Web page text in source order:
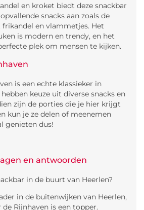
en kroket biedt deze snackbar
snacks aan zoals de
en vlammetjes. Het
is modern en trendy, en het
plek om mensen te kijken.
is een echte klassieker in
keuze uit diverse snacks en
zijn de porties die je hier krijgt
kun je ze delen of meenemen
genieten dus!
en antwoorden
in de buurt van Heerlen?
in de buitenwijken van Heerlen,
Rijnhaven is een topper.